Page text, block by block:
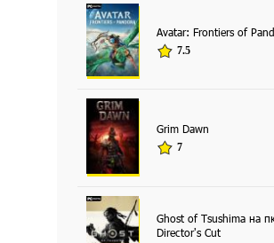
Avatar: Frontiers of
7.5
Grim Dawn
7
Ghost of Tsushima на
Director's Cut